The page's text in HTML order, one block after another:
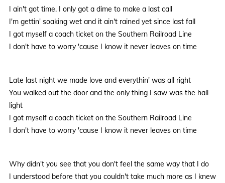
I ain't got time, I only got a dime to make a last call
I'm gettin' soaking wet and it ain't rained yet since last fall
I got myself a coach ticket on the Southern Railroad Line
I don't have to worry 'cause I know it never leaves on time
Late last night we made love and everythin' was all right
You walked out the door and the only thing I saw was the hall
light
I got myself a coach ticket on the Southern Railroad Line
I don't have to worry 'cause I know it never leaves on time
Why didn't you see that you don't feel the same way that I do
I understood before that you couldn't take much more as I knew